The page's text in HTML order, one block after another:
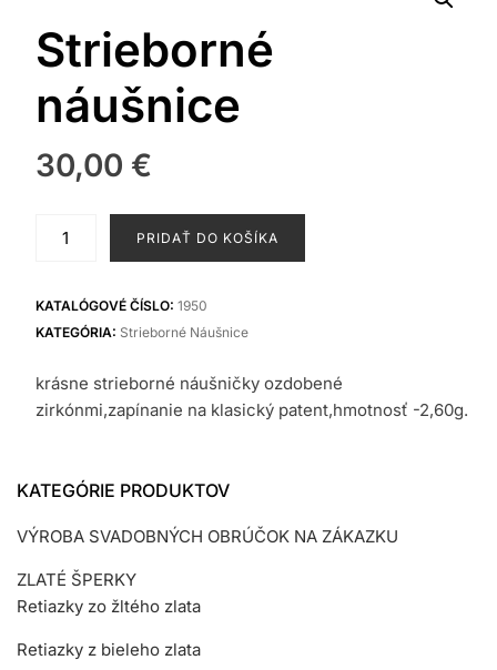
Strieborné
náušnice
30,00 €
PRIDAŤ DO KOŠÍKA
KATALÓGOVÉ ČÍSLO: 1950
KATEGÓRIA: Strieborné Náušnice
krásne strieborné náušničky ozdobené
zirkónmi,zapínanie na klasický patent,hmotnosť -2,60g.
KATEGÓRIE PRODUKTOV
VÝROBA SVADOBNÝCH OBRÚČOK NA ZÁKAZKU
ZLATÉ ŠPERKY
Retiazky zo žltého zlata
Retiazky z bieleho zlata